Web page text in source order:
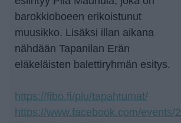
barokkioboeen erikoistunut
muusikko. Lisäksi illan aikana
nähdään Tapanilan Erän
eläkeläisten balettiryhmän esitys.
https://fibo.fi/piu/tapahtumat/
https://www.facebook.com/events/2